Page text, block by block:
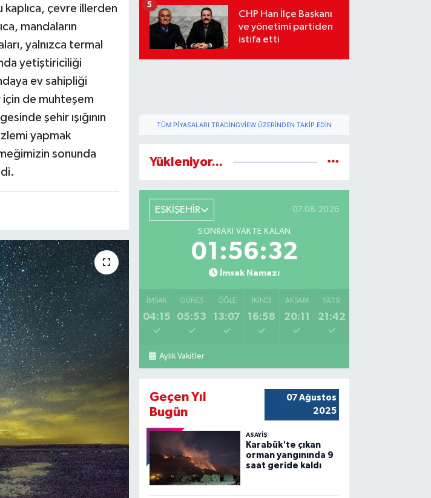
kaplıca, çevre illerden
mandaların
yalnızca termal
yetiştiriciliği
ev sahipliği
de muhteşem
şehir ışığının
yapmak
sonunda
medyada karşı karşıya
geldi
CHP Han İlçe Başkanı
ve yönetimi partiden
istifa etti
5
TÜM PIYASALARI TRADINGVIEW ÜZERINDEN TAKIP EDIN
Yükleniyor...
ESKİŞEHİR 07.08.2026
SONRAKI VAKTE KALAN
01:56:31
İmsak Namazı
İMSAK
04:15
GÜNEŞ
05:53
ÖĞLE
13:07
İKINDI
16:58
AKŞAM
20:11
YATSI
21:42
Aylık Vakitler
Geçen Yıl
Bugün
07 Ağustos
2025
ASAYİŞ
Karabük'te çıkan
orman yangınında 9
saat geride kaldı